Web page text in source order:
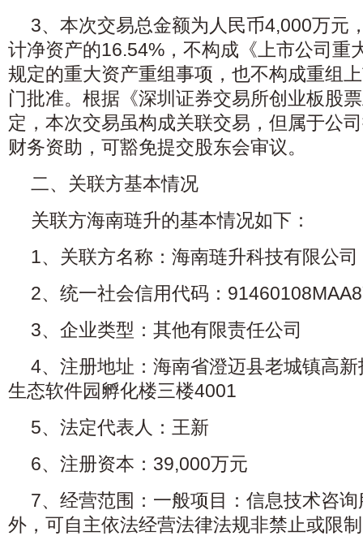
3、本次交易总金额为人民币4,000万元
计净资产的16.54%，不构成《上市公司重
规定的重大资产重组事项，也不构成重组
门批准。根据《深圳证券交易所创业板股
定，本次交易虽构成关联交易，但属于公
财务资助，可豁免提交股东会审议。
二、关联方基本情况
关联方海南琏升的基本情况如下：
1、关联方名称：海南琏升科技有限公司
2、统一社会信用代码：
3、企业类型：其他有限责任公司
4、注册地址：海南省澄迈县老城镇高
生态软件园孵化楼三楼4001
5、法定代表人：王新
6、注册资本：39,000万元
7、经营范围：一般项目：信息技术咨
外，可自主依法经营法律法规非禁止或限